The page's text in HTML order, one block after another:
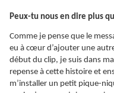
Peux-tu nous en dire plus
Comme je pense que le
eu à cœur d’ajouter une
début du clip, je suis dans
repense à cette histoire et
m’installer un petit pique-